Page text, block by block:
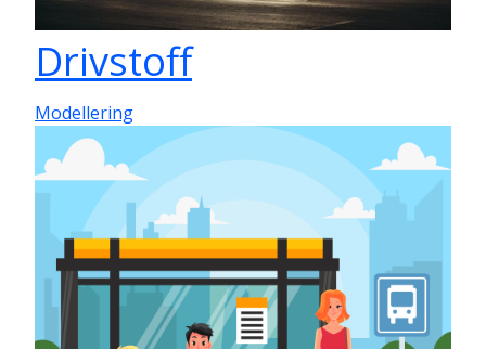
Drivstoff
Modellering